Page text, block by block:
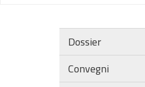
Dossier
Convegni